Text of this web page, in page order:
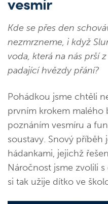
Kde se přes den
nezmrzneme, i když
voda, která na nás prší
padající hvězdy přání?
Pohádkou jsme chtěli
prvním krokem malého
poznáním vesmíru a
soustavy. Snový příběh
hádankami, jejichž
Náročnost jsme zvolili
si tak užije dítko ve